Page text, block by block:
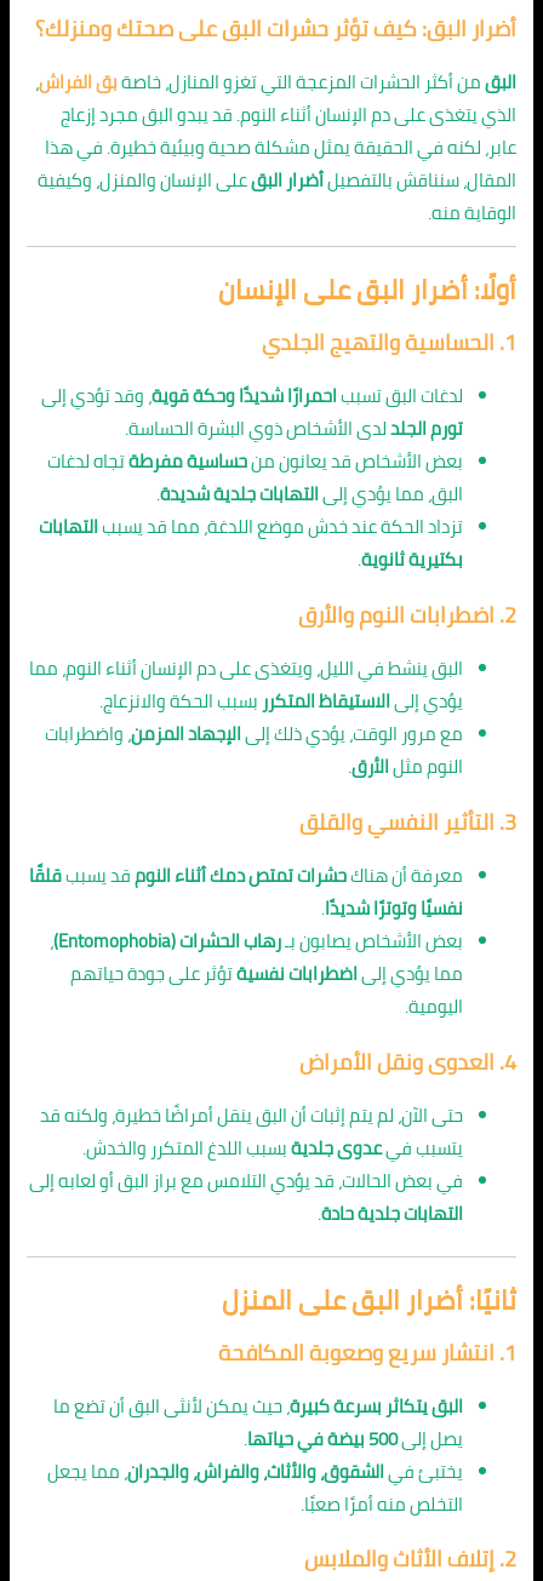
أضرار البق: كيف تؤثر حشرات البق على صحتك ومنزلك؟
البقمن أكثر الحشرات المزعجة التي تغزو المنازل، خاصةبق الفراش،
الذي يتغذى على دم الإنسان أثناء النوم. قد يبدو البق مجرد إزعاج
عابر، لكنه في الحقيقة يمثل مشكلة صحية وبيئية خطيرة. في هذا
المقال، سنناقش بالتفصيلأضرار البقعلى الإنسان والمنزل، وكيفية
الوقاية منه.
أولًا: أضرار البق على الإنسان
1. الحساسية والتهيج الجلدي
لدغات البق تسبباحمرارًا شديدًا وحكة قوية، وقد تؤدي إلى
تورم الجلدلدى الأشخاص ذوي البشرة الحساسة.
بعض الأشخاص قد يعانون منحساسية مفرطةتجاه لدغات
البق، مما يؤدي إلىالتهابات جلدية شديدة.
تزداد الحكة عند خدش موضع اللدغة، مما قد يسببالتهابات
بكتيرية ثانوية.
2. اضطرابات النوم والأرق
البق ينشط في الليل، ويتغذى على دم الإنسان أثناء النوم، مما
يؤدي إلىالاستيقاظ المتكرر بسبب الحكة والانزعاج.
مع مرور الوقت، يؤدي ذلك إلىالإجهاد المزمن، واضطرابات
النوم مثلالأرق.
3. التأثير النفسي والقلق
معرفة أن هناكحشرات تمتص دمك أثناء النومقد يسببقلقًا
نفسيًا وتوترًا شديدًا.
بعض الأشخاص يصابون بـرهاب الحشرات (Entomophobia)
،
مما يؤدي إلىاضطرابات نفسيةتؤثر على جودة حياتهم
اليومية.
4. العدوى ونقل الأمراض
حتى الآن، لم يتم إثبات أن البق ينقل أمراضًا خطيرة، ولكنه قد
يتسبب فيعدوى جلديةبسبب اللدغ المتكرر والخدش.
في بعض الحالات، قد يؤدي التلامس مع براز البق أو لعابه إلى
التهابات جلدية حادة.
ثانيًا: أضرار البق على المنزل
1. انتشار سريع وصعوبة المكافحة
البق يتكاثر بسرعة كبيرة، حيث يمكن لأنثى البق أن تضع ما
يصل إلى500 بيضة في حياتها
.
يختبئ فيالشقوق، والأثاث، والفراش، والجدران، مما يجعل
التخلص منه أمرًا صعبًا.
2. إتلاف الأثاث والملابس